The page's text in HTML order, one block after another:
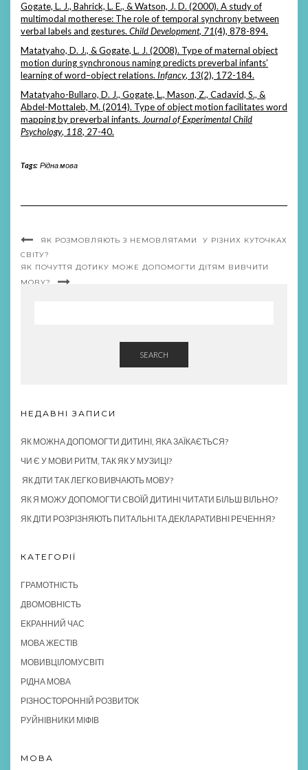
Gogate, L. J., Bahrick, L. E., & Watson, J. D. (2000). A study of
multimodal motherese: The role of temporal synchrony between
verbal labels and gestures. Child Development, 71(4), 878-894.
Matatyaho, D. J., & Gogate, L. J. (2008). Type of maternal object
motion during synchronous naming predicts preverbal infants’
learning of word–object relations. Infancy, 13(2), 172-184.
Matatyaho-Bullaro, D. J., Gogate, L., Mason, Z., Cadavid, S., &
Abdel-Mottaleb, M. (2014). Type of object motion facilitates word
mapping by preverbal infants. Journal of Experimental Child
Psychology, 118, 27-40.
Tags: Рідна мова
ЯК РОЗМОВЛЯЮТЬ З НЕМОВЛЯТАМИ У РІЗНИХ КУТОЧКАХ
СВІТУ?
ЯК ПОЧУТТЯ ДОТИКУ МОЖЕ ДОПОМОГТИ ДІТЯМ ВИВЧИТИ
МОВУ?
SEARCH
НЕДАВНІ ЗАПИСИ
ЯК МОЖНА ДОПОМОГТИ ДИТИНІ, ЯКА ЗАЇКАЄТЬСЯ?
ЧИ Є У МОВИ РИТМ, ТАК ЯК У МУЗИЦІ?
ЯК ДІТИ ТАК ЛЕГКО ВИВЧАЮТЬ МОВУ?
ЯК Я МОЖУ ДОПОМОГТИ СВОЇЙ ДИТИНІ ЧИТАТИ БІЛЬШ ВІЛЬНО?
ЯК ДІТИ РОЗРІЗНЯЮТЬ ПИТАЛЬНІ ТА ДЕКЛАРАТИВНІ РЕЧЕННЯ?
КАТЕГОРІЇ
ГРАМОТНІСТЬ
ДВОМОВНІСТЬ
ЕКРАННИЙ ЧАС
МОВА ЖЕСТІВ
МОВИВЦІЛОМУСВІТІ
РІДНА МОВА
РІЗНОСТОРОННІЙ РОЗВИТОК
РУЙНІВНИКИ МІФІВ
МОВА